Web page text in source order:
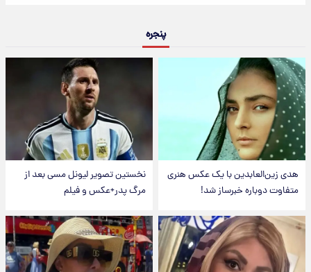
پنجره
هدی زین‌العابدین با یک عکس هنری
متفاوت دوباره خبرساز شد!
نخستین تصویر لیونل مسی بعد از
مرگ پدر+عکس و فیلم